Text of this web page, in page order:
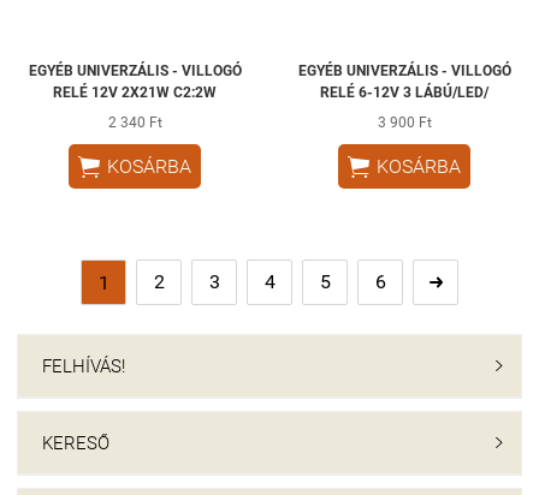
EGYÉB UNIVERZÁLIS - VILLOGÓ
RELÉ 12V 2X21W C2:2W
2 340 Ft
 KOSÁRBA
EGYÉB UNIVERZÁLIS - VILLOGÓ
RELÉ 6-12V 3 LÁBÚ/LED/
3 900 Ft
 KOSÁRBA
1 2 3 4 5 6 
FELHÍVÁS! 
KERESŐ 